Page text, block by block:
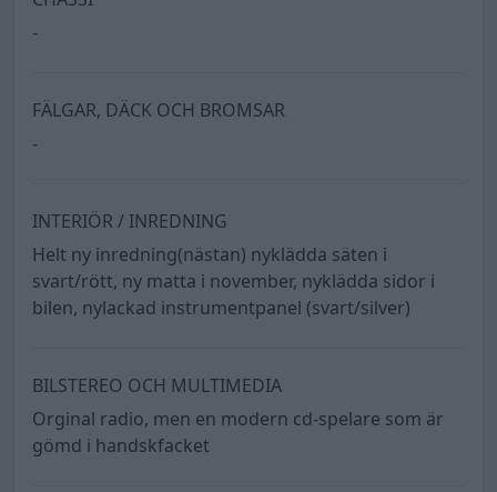
-
FÄLGAR, DÄCK OCH BROMSAR
-
INTERIÖR / INREDNING
Helt ny inredning(nästan) nyklädda säten i
svart/rött, ny matta i november, nyklädda sidor i
bilen, nylackad instrumentpanel (svart/silver)
BILSTEREO OCH MULTIMEDIA
Orginal radio, men en modern cd-spelare som är
gömd i handskfacket